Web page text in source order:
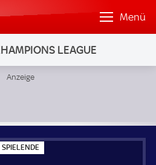
Menü
LEAGUE
SPIELENDE
P